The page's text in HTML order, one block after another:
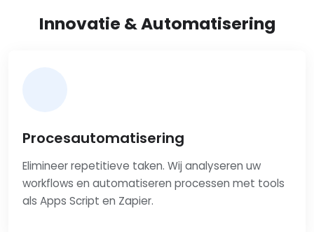
Innovatie & Automatisering
Procesautomatisering
Elimineer repetitieve taken. Wij analyseren uw
workflows en automatiseren processen met tools
als Apps Script en Zapier.